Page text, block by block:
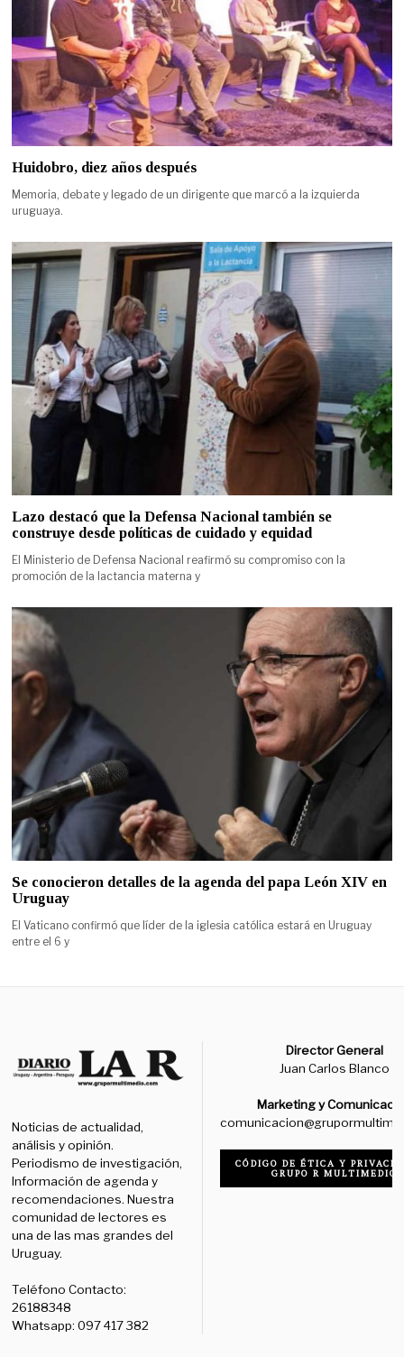
Huidobro, diez años después
Memoria, debate y legado de un dirigente que marcó a la izquierda
uruguaya.
Lazo destacó que la Defensa Nacional también se
construye desde políticas de cuidado y equidad
El Ministerio de Defensa Nacional reafirmó su compromiso con la
promoción de la lactancia materna y
Se conocieron detalles de la agenda del papa León XIV en
Uruguay
El Vaticano confirmó que líder de la iglesia católica estará en Uruguay
entre el 6 y
Noticias de actualidad,
análisis y opinión.
Periodismo de investigación,
Información de agenda y
recomendaciones. Nuestra
comunidad de lectores es
una de las mas grandes del
Uruguay.
Teléfono Contacto:
26188348
Whatsapp: 097 417 382
Director General
Juan Carlos Blanco
Marketing y
CÓDIGO DE ÉTICA Y
GRUPO R MULTIMEDIO